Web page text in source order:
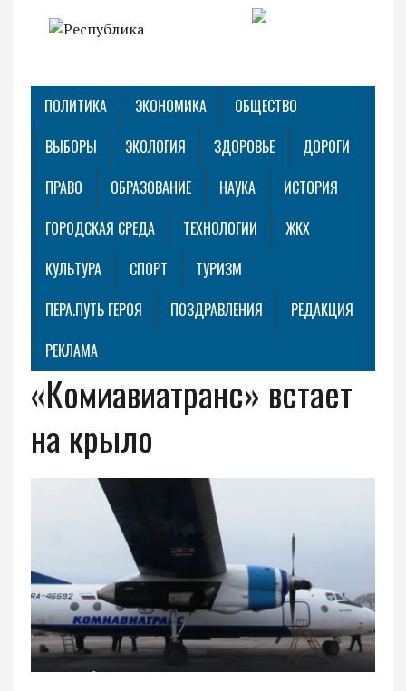
ПОЛИТИКА ЭКОНОМИКА
ОБЩЕСТВО
ВЫБОРЫ
ЭКОЛОГИЯ ЗДОРОВЬЕ
ДОРОГИ
ПРАВО
ОБРАЗОВАНИЕ НАУКА
ИСТОРИЯ
ГОРОДСКАЯ СРЕДА
ТЕХНОЛОГИИ
ЖКХ
КУЛЬТУРА
СПОРТ
ТУРИЗМ
ПЕРА.ПУТЬ ГЕРОЯ
ПОЗДРАВЛЕНИЯ
РЕДАКЦИЯ
РЕКЛАМА
«Комиавиатранс» встает
на крыло